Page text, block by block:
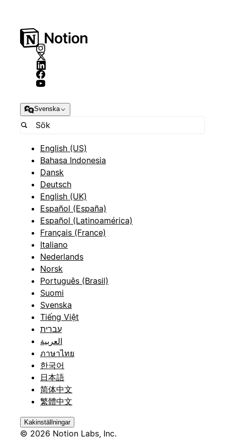
Svenska
English (US)
Bahasa Indonesia
Dansk
Deutsch
English (UK)
Español (España)
Español (Latinoamérica)
Français (France)
Italiano
Nederlands
Norsk
Português (Brasil)
Suomi
Svenska
Tiếng Việt
עברית
العربية
ภาษาไทย
한국어
日本語
简体中文
繁體中文
Kakinställningar
© 2026 Notion Labs, Inc.